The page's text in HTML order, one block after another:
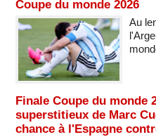
Coupe du monde 2026
Au
Finale Coupe du monde
superstitieux de Marc
chance à l'Espagne